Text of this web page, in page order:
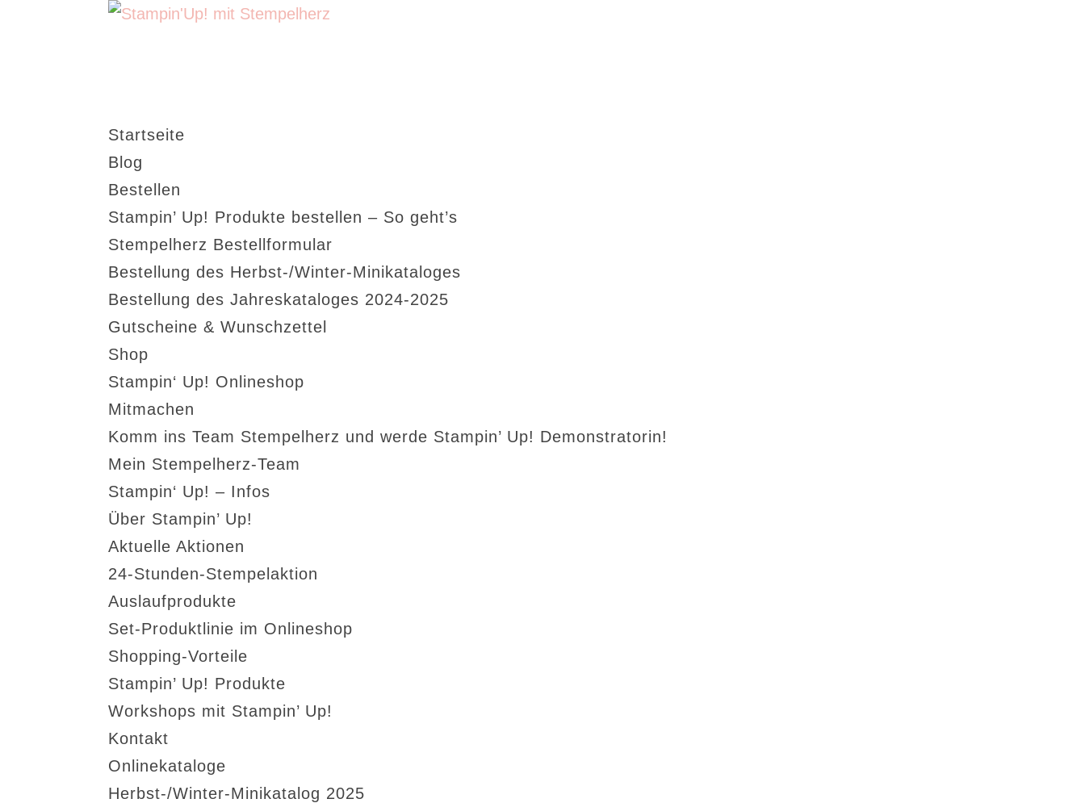
Startseite
Blog
Bestellen
Stampin’ Up! Produkte bestellen – So geht’s
Stempelherz Bestellformular
Bestellung des Herbst-/Winter-Minikataloges
Bestellung des Jahreskataloges 2024-2025
Gutscheine & Wunschzettel
Shop
Stampin‘ Up! Onlineshop
Mitmachen
Komm ins Team Stempelherz und werde Stampin’ Up! Demonstratorin!
Mein Stempelherz-Team
Stampin‘ Up! – Infos
Über Stampin’ Up!
Aktuelle Aktionen
24-Stunden-Stempelaktion
Auslaufprodukte
Set-Produktlinie im Onlineshop
Shopping-Vorteile
Stampin’ Up! Produkte
Workshops mit Stampin’ Up!
Kontakt
Onlinekataloge
Herbst-/Winter-Minikatalog 2025